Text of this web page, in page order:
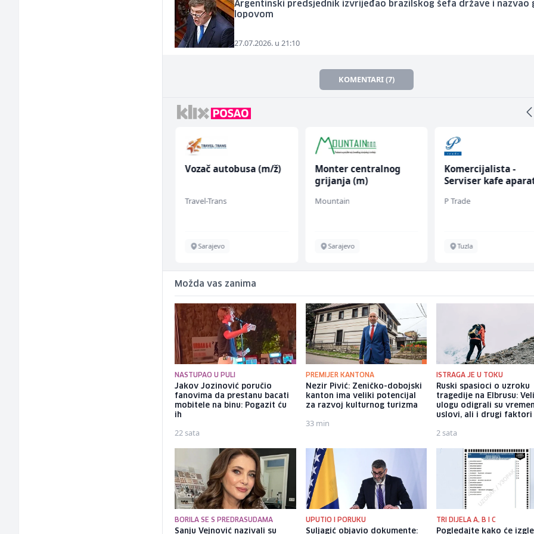
Argentinski predsjednik izvrijeđao brazilskog šefa države i nazvao
lopovom
27.07.2026. u 21:10
KOMENTARI (7)
Vozač autobusa (m/ž)
Travel-Trans
Sarajevo
Monter centralnog
grijanja (m)
Mountain
Sarajevo
Komercijalista -
Serviser kafe
P Trade
Tuzla
Možda vas zanima
NASTUPAO U PULI
Jakov Jozinović poručio
fanovima da prestanu bacati
mobitele na binu: Pogazit ću
ih
22 sata
PREMIJER KANTONA
Nezir Pivić: Zeničko-dobojski
kanton ima veliki potencijal
za razvoj kulturnog turizma
33 min
ISTRAGA JE U TOKU
Ruski spasioci o uzroku
tragedije na Elbrusu:
ulogu odigrali su
uslovi, ali i drugi faktori
2 sata
BORILA SE S PREDRASUDAMA
Sanju Vejnović nazivali su
UPUTIO I PORUKU
Suljagić objavio dokumente:
TRI DIJELA A, B I C
Pogledajte kako će